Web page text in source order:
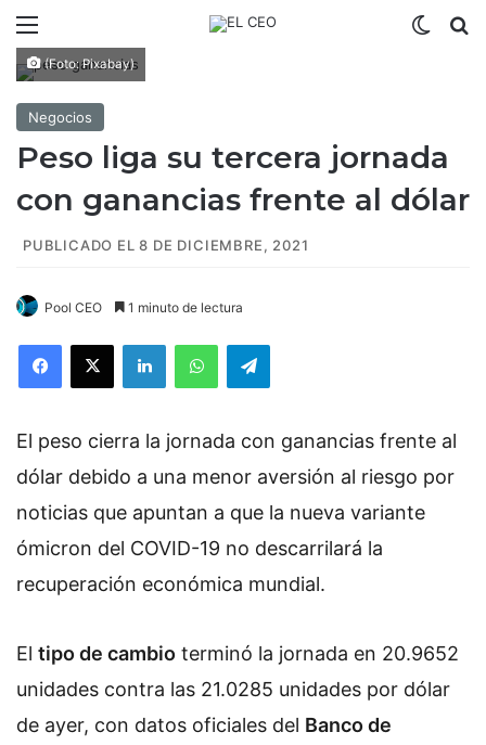
(Foto: Pixabay)
Negocios
Peso liga su tercera jornada
con ganancias frente al dólar
PUBLICADO EL 8 DE DICIEMBRE, 2021
Pool CEO 1 minuto de lectura
El peso cierra la jornada con ganancias frente al
dólar debido a una menor aversión al riesgo por
noticias que apuntan a que la nueva variante
ómicron del COVID-19 no descarrilará la
recuperación económica mundial.
El tipo de cambio terminó la jornada en 20.9652
unidades contra las 21.0285 unidades por dólar
de ayer, con datos oficiales del Banco de